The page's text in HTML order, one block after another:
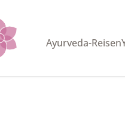
Ayurveda-Reisen